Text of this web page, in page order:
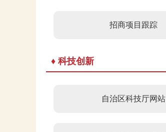
招商项目跟踪
♦ 科技创新
自治区科技厅网站